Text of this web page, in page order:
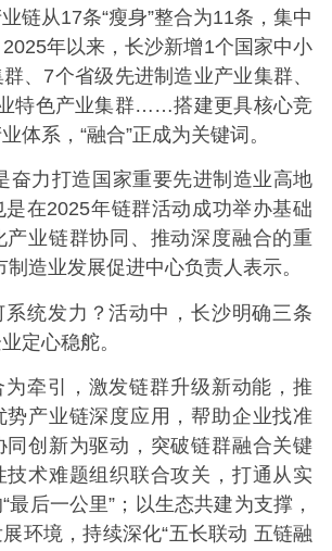
链从17条“瘦身”整合为11条，集中
年以来，长沙新增1个国家中小
、7个省级先进制造业产业集群、
特色产业集群……搭建更具核心竞
体系，“融合”正成为关键词。
奋力打造国家重要先进制造业高地
在2025年链群活动成功举办基础
产业链群协同、推动深度融合的重
制造业发展促进中心负责人表示。
系统发力？活动中，长沙明确三条
定心稳舵。
为牵引，激发链群升级新动能，推
势产业链深度应用，帮助企业找准
同创新为驱动，突破链群融合关键
技术难题组织联合攻关，打通从实
最后一公里”；以生态共建为支撑，
环境，持续深化“五长联动 五链融